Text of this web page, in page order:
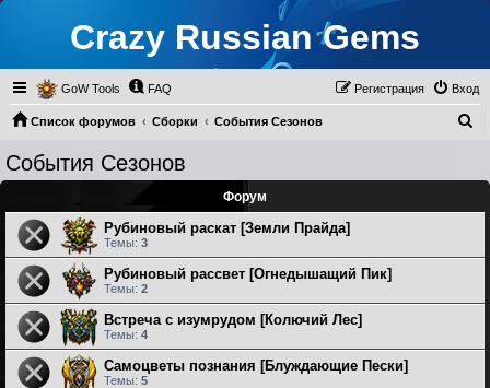
Crazy Russian Gems
GoW Tools FAQ Вход
Регистрация
Список форумов Сборки События Сезонов
События Сезонов
Форум
Рубиновый раскат [Земли Прайда]
Темы: 3
Рубиновый рассвет [Огнедышащий Пик]
Темы: 2
Встреча с изумрудом [Колючий Лес]
Темы: 4
Самоцветы познания [Блуждающие Пески]
Темы: 5